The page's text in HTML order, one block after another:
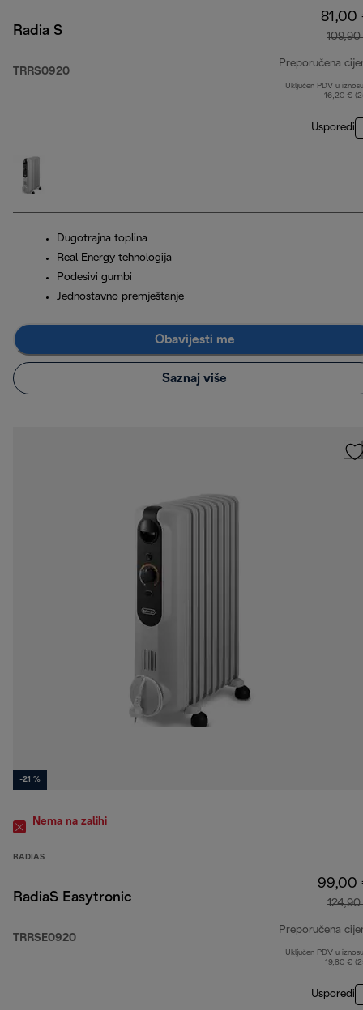
Radia S
TRRS0920
81,00
Preporučena
Uključen PDV u
16,20 €
Usporedi
Dugotrajna toplina
Real Energy tehnologija
Podesivi gumbi
Jednostavno premještanje
Obavijesti me
Saznaj više
-21 %
Nema na zalihi
RADIAS
RadiaS Easytronic
TRRSE0920
99,00
Preporučena
Uključen PDV u
19,80 €
Usporedi